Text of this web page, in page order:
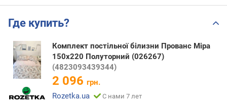
Где купить?
Комплект постільної білизни Прованс Міра
150х220 Полуторний (026267)
(4823093439344)
2 096 грн.
Rozetka.ua
С нами 7 лет